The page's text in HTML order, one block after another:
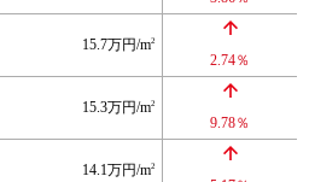
15.7万円/m2
2.74％
15.3万円/m2
9.78％
14.1万円/m2